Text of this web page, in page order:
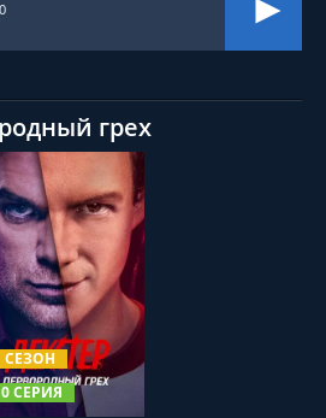
0
грех
СЕЗОН
СЕРИЯ
СМОТРЕТЬ ОНЛАЙН